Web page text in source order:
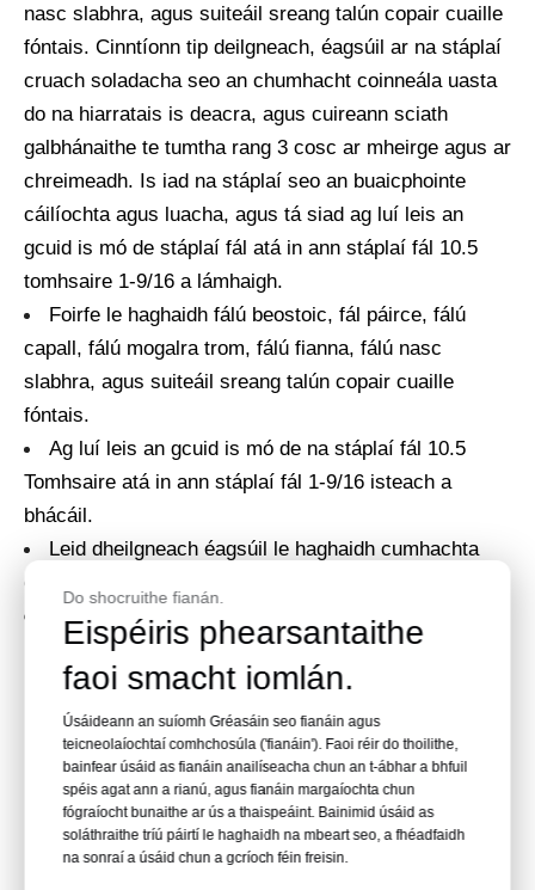
nasc slabhra, agus suiteáil sreang talún copair cuaille
fóntais. Cinntíonn tip deilgneach, éagsúil ar na stáplaí
cruach soladacha seo an chumhacht coinneála uasta
do na hiarratais is deacra, agus cuireann sciath
galbhánaithe te tumtha rang 3 cosc ​​ar mheirge agus ar
chreimeadh. Is iad na stáplaí seo an buaicphointe
cáilíochta agus luacha, agus tá siad ag luí leis an
gcuid is mó de stáplaí fál atá in ann stáplaí fál 10.5
tomhsaire 1-9/16 a lámhaigh.
Foirfe le haghaidh fálú beostoic, fál páirce, fálú
capall, fálú mogalra trom, fálú fianna, fálú nasc
slabhra, agus suiteáil sreang talún copair cuaille
fóntais.
Ag luí leis an gcuid is mó de na stáplaí fál 10.5
Tomhsaire atá in ann stáplaí fál 1-9/16 isteach a
bhácáil.
Leid dheilgneach éagsúil le haghaidh cumhachta
coinneála breise.
Cruach ghalbhánuithe le haghaidh marthanacht.
FÉACH TÁIRGE
Do shocruithe fianán.
Eispéiris phearsantaithe
faoi smacht iomlán.
Úsáideann an suíomh Gréasáin seo fianáin agus
teicneolaíochtaí comhchosúla ('fianáin'). Faoi réir do thoilithe,
bainfear úsáid as fianáin anailíseacha chun an t-ábhar a bhfuil
spéis agat ann a rianú, agus fianáin margaíochta chun
fógraíocht bunaithe ar ús a thaispeáint. Bainimid úsáid as
soláthraithe tríú páirtí le haghaidh na mbeart seo, a fhéadfaidh
na sonraí a úsáid chun a gcríoch féin freisin.